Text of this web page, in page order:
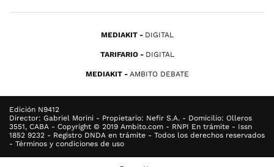
MEDIAKIT DIGITAL
TARIFARIO DIGITAL
MEDIAKIT AMBITO DEBATE
Edición N9412
Director: Gabriel Morini - Propietario: Nefir S.A. - Domicilio: Olleros
3551, CABA - Copyright © 2019 Ambito.com - RNPI En trámite - Issn
1852 9232 - Registro DNDA en trámite - Todos los derechos reservados
- Términos y condiciones de uso